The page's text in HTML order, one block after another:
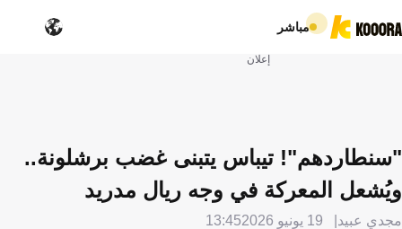
مباشر
إعلان
"سنطاردهم"! تيباس يتبنى غضب برشلونة..
ويُشعل المعركة في وجه ريال مدريد
مجدي عبيد 19 يونيو 2026 13:45